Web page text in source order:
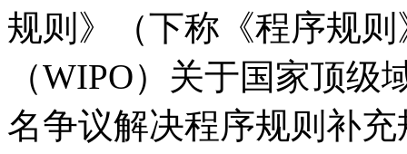
规则》（下称《程序规
（WIPO）关于国家顶
名争议解决程序规则补